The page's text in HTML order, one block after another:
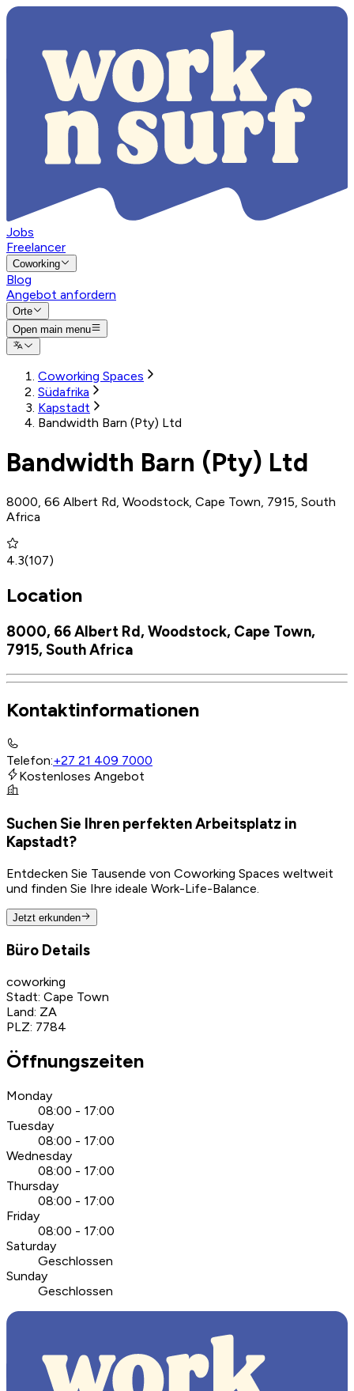
Jobs
Freelancer
Coworking
Blog
Angebot anfordern
Orte
Open main menu
Coworking Spaces
Südafrika
Kapstadt
Bandwidth Barn (Pty) Ltd
Bandwidth Barn (Pty) Ltd
8000, 66 Albert Rd, Woodstock, Cape Town, 7915, South
Africa
4.3(107)
Location
8000, 66 Albert Rd, Woodstock, Cape Town,
7915, South Africa
Kontaktinformationen
Telefon:+27 21 409 7000
Kostenloses Angebot
Suchen Sie Ihren perfekten Arbeitsplatz in
Kapstadt?
Entdecken Sie Tausende von Coworking Spaces weltweit
und finden Sie Ihre ideale Work-Life-Balance.
Jetzt erkunden
Büro Details
coworking
Stadt: Cape Town
Land: ZA
PLZ: 7784
Öffnungszeiten
Monday
08:00 - 17:00
Tuesday
08:00 - 17:00
Wednesday
08:00 - 17:00
Thursday
08:00 - 17:00
Friday
08:00 - 17:00
Saturday
Geschlossen
Sunday
Geschlossen